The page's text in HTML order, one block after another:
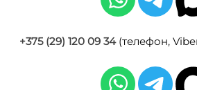
+375 (29) 120 09 34(телефон,